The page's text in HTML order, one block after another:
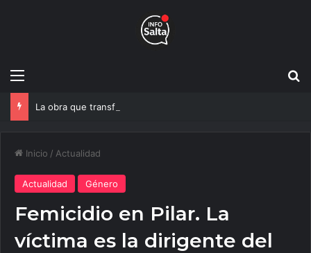
Menú
Inicio / Actualidad
Actualidad Género
Femicidio en Pilar. La
víctima es la dirigente del